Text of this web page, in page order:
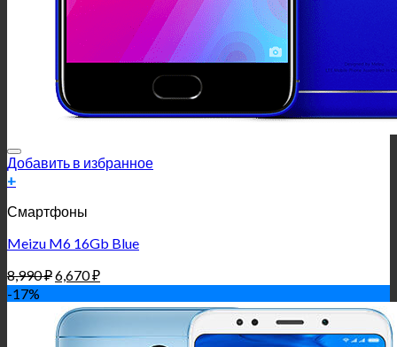
Добавить в избранное
+
Смартфоны
Meizu M6 16Gb Blue
8,990₽6,670₽
-17%